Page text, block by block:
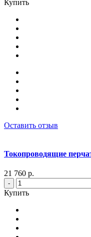
Купить
Оставить отзыв
Токопроводящие
21 760 р.
-
Купить